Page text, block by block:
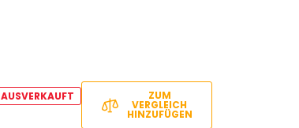
AUSVERKAUFT ZUM
VERGLEICH
HINZUFÜGEN